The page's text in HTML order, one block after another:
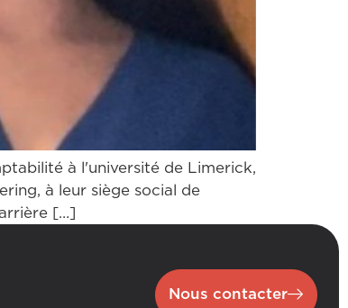
à l'université de Limerick,
à leur siège social de
[…]
Nous contacter